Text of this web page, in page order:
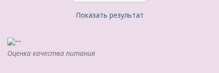
Показать результат
Оценка качества питания